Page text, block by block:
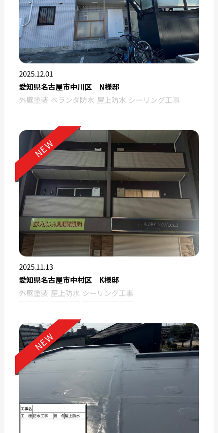
2025.12.01
愛知県名古屋市中川区 N様邸
外壁塗装 ベランダ防水 屋上防水 シーリング工事
2025.11.13
愛知県名古屋市中村区 K様邸
外壁塗装 屋上防水 シーリング工事
NEW
NEW